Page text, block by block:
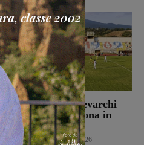
Un buon Montevarchi
batte 2-1 l’Ancona in
amichevole
Calcio 10 Agosto 2026